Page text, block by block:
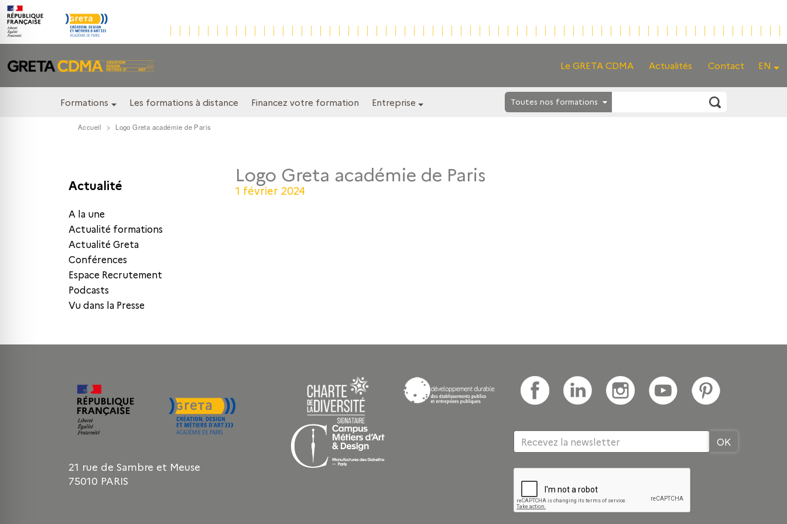
EN
Le GRETA CDMA Actualités Contact
Formations Les formations à distance Financez votre formation Entreprise Toutes nos formations
Accueil Logo Greta académie de Paris
Actualité
A la une
Actualité formations
Actualité Greta
Conférences
Espace Recrutement
Podcasts
Vu dans la Presse
Logo Greta académie de Paris
1 février 2024
21 rue de Sambre et Meuse
75010 PARIS